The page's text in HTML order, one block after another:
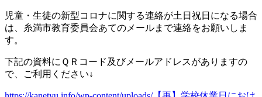
児童・生徒の新型コロナに関する連絡が土日祝日になる場合
は、糸満市教育委員会あてのメールまで連絡をお願いしま
す。
下記の資料にＱＲコード及びメールアドレスがありますの
で、ご利用ください↓